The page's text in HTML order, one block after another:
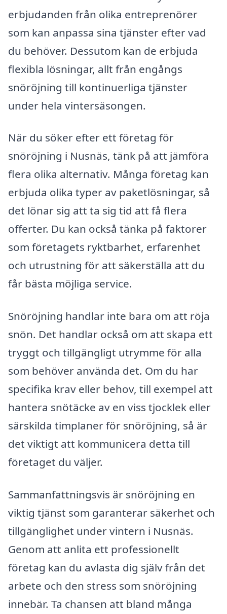
erbjudanden från olika entreprenörer
som kan anpassa sina tjänster efter vad
du behöver. Dessutom kan de erbjuda
flexibla lösningar, allt från engångs
snöröjning till kontinuerliga tjänster
under hela vintersäsongen.
När du söker efter ett företag för
snöröjning i Nusnäs, tänk på att jämföra
flera olika alternativ. Många företag kan
erbjuda olika typer av paketlösningar, så
det lönar sig att ta sig tid att få flera
offerter. Du kan också tänka på faktorer
som företagets ryktbarhet, erfarenhet
och utrustning för att säkerställa att du
får bästa möjliga service.
Snöröjning handlar inte bara om att röja
snön. Det handlar också om att skapa ett
tryggt och tillgängligt utrymme för alla
som behöver använda det. Om du har
specifika krav eller behov, till exempel att
hantera snötäcke av en viss tjocklek eller
särskilda timplaner för snöröjning, så är
det viktigt att kommunicera detta till
företaget du väljer.
Sammanfattningsvis är snöröjning en
viktig tjänst som garanterar säkerhet och
tillgänglighet under vintern i Nusnäs.
Genom att anlita ett professionellt
företag kan du avlasta dig själv från det
arbete och den stress som snöröjning
innebär. Ta chansen att bland många